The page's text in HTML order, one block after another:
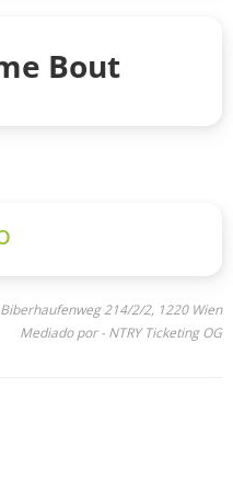
Bout
214/2/2, 1220 Wien
Mediado por - NTRY Ticketing OG